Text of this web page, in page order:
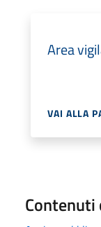
Area
VAI ALLA